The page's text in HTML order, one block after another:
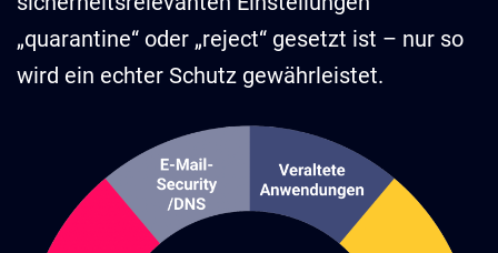
„quarantine“ oder „reject“ gesetzt ist – nur so
wird ein echter Schutz gewährleistet.